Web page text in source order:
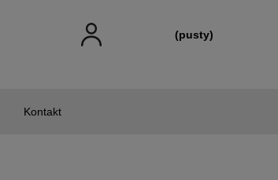
(pusty)
Kontakt